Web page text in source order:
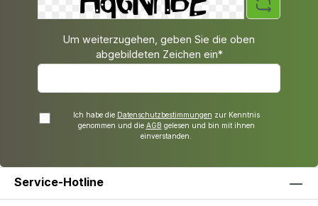
Um weiterzugehen, geben Sie die oben
abgebildeten Zeichen ein*
Ich habe die Datenschutzbestimmungen zur Kenntnis
genommen und die AGB gelesen und bin mit ihnen
einverstanden.
Service-Hotline